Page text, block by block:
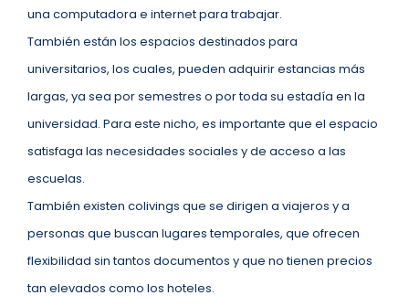
una computadora e internet para trabajar.
También están los espacios destinados para
universitarios, los cuales, pueden adquirir estancias más
largas, ya sea por semestres o por toda su estadía en la
universidad. Para este nicho, es importante que el espacio
satisfaga las necesidades sociales y de acceso a las
escuelas.
También existen colivings que se dirigen a viajeros y a
personas que buscan lugares temporales, que ofrecen
flexibilidad sin tantos documentos y que no tienen precios
tan elevados como los hoteles.